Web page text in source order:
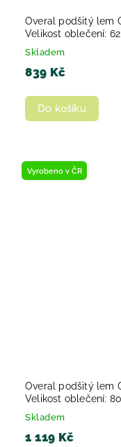
Overal podšitý lem
Velikost oblečení: 62
Skladem
839 Kč
Do košíku
Vyrobeno v ČR
Overal podšitý lem
Velikost oblečení: 80
Skladem
1 119 Kč